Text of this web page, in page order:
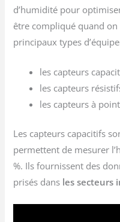
d’humidité pour
être compliqué quand on
principaux types
les capteurs
les capteurs
les capteurs à
Les capteurs capacitifs
permettent de mesurer
%. Ils fournissent des
prisés dans les secteurs